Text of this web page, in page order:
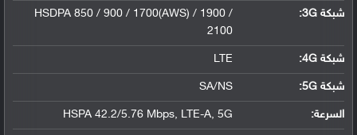
شبكة 3G :
HSDPA 850 / 900 / 1700(AWS) / 1900 /
2100
شبكة 4G :
LTE
شبكة 5G :
SA/NS
السرعة: HSPA 42.2/5.76 Mbps, LTE-A, 5G